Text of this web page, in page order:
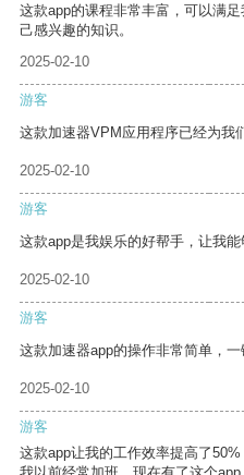
这款app的课程非常丰富，可以满
己感兴趣的知识。
2025-02-10
游客
这款加速器VPM应用程序已经为我
2025-02-10
游客
这款app是我娱乐的好帮手，让我能
2025-02-10
游客
这款加速器app的操作非常简单，一
2025-02-10
游客
这款app让我的工作效率提高了